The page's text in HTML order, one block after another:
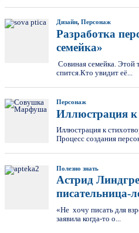
Дизайн, Персонаж
Разработка
семейка»
Совиная семейка. Этой
спится.Кто увидит её...
Персонаж
Иллюстрация к
Иллюстрация к
Процесс создания
Полезно знать
Астрид
писательница-
«Не хочу писать для
заявила когда-то о...